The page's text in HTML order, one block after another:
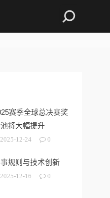
赛季全球总决赛奖
将大幅提升
12-24 0
规则与技术创新
12-16 0